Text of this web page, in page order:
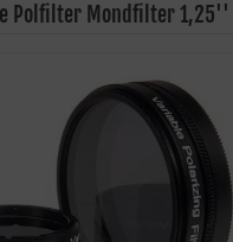
Polfilter Mondfilter